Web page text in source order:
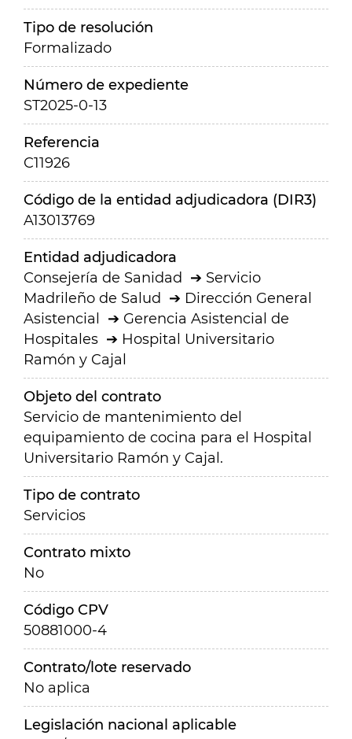
Tipo de resolución
Formalizado
Número de expediente
ST2025-0-13
Referencia
C11926
Código de la entidad adjudicadora (DIR3)
A13013769
Entidad adjudicadora
Consejería de Sanidad
Servicio
Madrileño de Salud
Dirección General
Asistencial
Gerencia Asistencial de
Hospitales
Hospital Universitario
Ramón y Cajal
Objeto del contrato
Servicio de mantenimiento del
equipamiento de cocina para el Hospital
Universitario Ramón y Cajal.
Tipo de contrato
Servicios
Contrato mixto
No
Código CPV
50881000-4
Contrato/lote reservado
No aplica
Legislación nacional aplicable